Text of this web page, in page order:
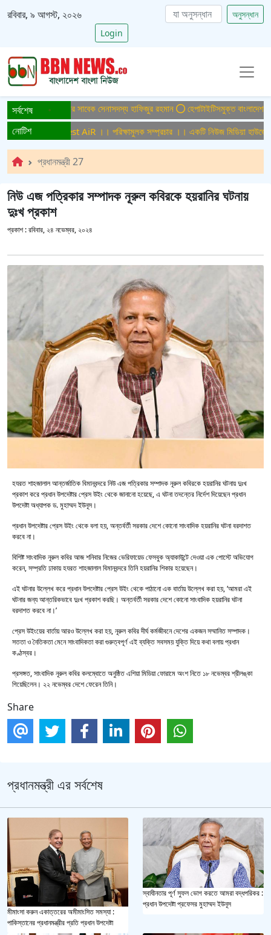
রবিবার, ৯ আগস্ট, ২০২৬
অনুসন্ধান
Login
সর্বশেষ
ফের গ্রেপ্তার সাবেক সেনাসদস্য হাফিজুর রহমান হেপাটাইটিসমুক্ত বাংলাদেশ গড়ে
নোটিশ
সম্প্রচার ।। Test AiR ।। পরিক্ষামুলক সম্প্রচার ।। একটি নিউজ মিডিয়া হাউজের
প্রধানমন্ত্রী 27
নিউ এজ পত্রিকার সম্পাদক নূরুল কবিরকে হয়রানির ঘটনায়
দুঃখ প্রকাশ
প্রকাশ :রবিবার, ২৪ নভেম্বর, ২০২৪
হযরত শাহজালাল আন্তর্জাতিক বিমানবন্দরে নিউ এজ পত্রিকার সম্পাদক নূরুল কবিরকে হয়রানির ঘটনায় দুঃখ
প্রকাশ করে প্রধান উপদেষ্টার প্রেস উইং থেকে জানানো হয়েছে, এ ঘটনা তদন্তের নির্দেশ দিয়েছেন প্রধান
উপদেষ্টা অধ্যাপক ড. মুহাম্মদ ইউনূস।
প্রধান উপদেষ্টার প্রেস উইং থেকে বলা হয়, অন্তর্বর্তী সরকার দেশে কোনো সাংবাদিক হয়রানির ঘটনা বরদাশত
করবে না।
বিশিষ্ট সাংবাদিক নূরুল কবির আজ শনিবার নিজের ভেরিফায়েড ফেসবুক অ্যাকাউন্টে দেওয়া এক পোস্টে অভিযোগ
করেন, সম্প্রতি ঢাকায় হযরত শাহজালাল বিমানবন্দরে তিনি হয়রানির শিকার হয়েছেন।
এই ঘটনার উল্লেখ করে প্রধান উপদেষ্টার প্রেস উইং থেকে পাঠানো এক বার্তায় উল্লেখ করা হয়, ‘আমরা এই
ঘটনার জন্য আন্তরিকভাবে দুঃখ প্রকাশ করছি। অন্তর্বর্তী সরকার দেশে কোনো সাংবাদিক হয়রানির ঘটনা
বরদাশত করবে না।’
প্রেস উইংয়ের বার্তায় আরও উল্লেখ করা হয়, নূরুল কবির দীর্ঘ কর্মজীবনে দেশের একজন সম্মানিত সম্পাদক।
সততা ও নৈতিকতা মেনে সাংবাদিকতা করা গুরুত্বপূর্ণ এই ব্যক্তি সবসময় যুক্তি দিয়ে কথা বলায় প্রধান
কণ্ঠস্বর।
প্রসঙ্গত, সাংবাদিক নূরুল কবির কলম্বোতে অনুষ্ঠিত এশিয়া মিডিয়া ফোরামে অংশ নিতে ১৮ নভেম্বর শ্রীলঙ্কা
গিয়েছিলেন। ২২ নভেম্বর দেশে ফেরেন তিনি।
Share
প্রধানমন্ত্রী এর সর্বশেষ
মীমাংসা করুন একাত্তরের অমীমাংসিত সমস্যা :
পাকিস্তানের প্রধানমন্ত্রীর প্রতি প্রধান উপদেষ্টা
স্বাধীনতার পূর্ণ সুফল ভোগ করতে আমরা বদ্ধপরিকর :
প্রধান উপদেষ্টা প্রফেসর মুহাম্মদ ইউনূস